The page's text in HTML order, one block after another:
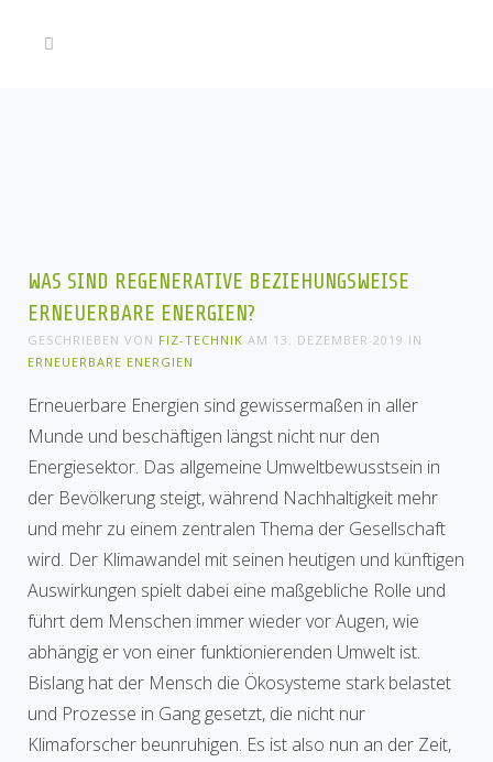
WAS SIND REGENERATIVE BEZIEHUNGSWEISE
ERNEUERBARE ENERGIEN?
GESCHRIEBEN VON FIZ-TECHNIK AM 13. DEZEMBER 2019 IN
ERNEUERBARE ENERGIEN
Erneuerbare Energien sind gewissermaßen in aller
Munde und beschäftigen längst nicht nur den
Energiesektor. Das allgemeine Umweltbewusstsein in
der Bevölkerung steigt, während Nachhaltigkeit mehr
und mehr zu einem zentralen Thema der Gesellschaft
wird. Der Klimawandel mit seinen heutigen und künftigen
Auswirkungen spielt dabei eine maßgebliche Rolle und
führt dem Menschen immer wieder vor Augen, wie
abhängig er von einer funktionierenden Umwelt ist.
Bislang hat der Mensch die Ökosysteme stark belastet
und Prozesse in Gang gesetzt, die nicht nur
Klimaforscher beunruhigen. Es ist also nun an der Zeit,